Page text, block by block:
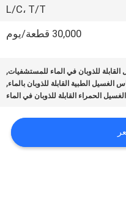
L/C، T/T
30,000 قطعة/يوم
القابلة للذوبان في الماء للمستشفيات,
الغسيل الطبية القابلة للذوبان بالماء,
الحمراء القابلة للذوبان في الماء